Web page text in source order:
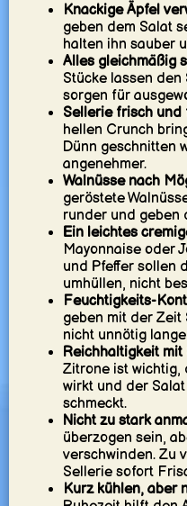
Knackige Äpfel
geben dem Salat
halten ihn sauber
Alles gleichmäßig
Stücke lassen
sorgen für
Sellerie frisch und
hellen Crunch
Dünn geschnitten
angenehmer.
Walnüsse nach
geröstete
runder und geben
Ein leichtes
Mayonnaise oder
und Pfeffer sollen
umhüllen, nicht
Feuchtigkeits-
geben mit der Zeit
nicht unnötig
Reichhaltigkeit mit
Zitrone ist wichtig,
wirkt und der
schmeckt.
Nicht zu stark
überzogen sein,
verschwinden. Zu
Sellerie sofort
Kurz kühlen, aber